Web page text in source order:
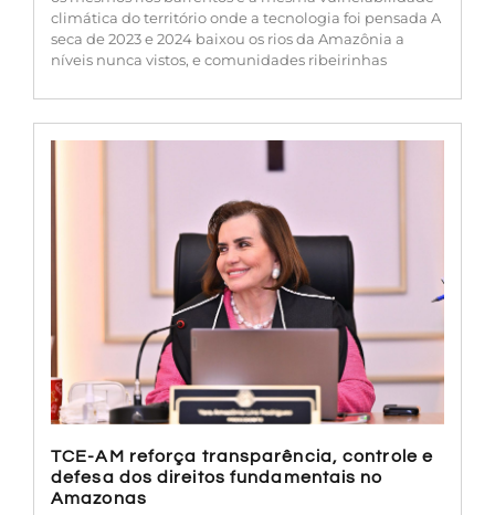
climática do território onde a tecnologia foi pensada A
seca de 2023 e 2024 baixou os rios da Amazônia a
níveis nunca vistos, e comunidades ribeirinhas
TCE-AM reforça transparência, controle e
defesa dos direitos fundamentais no
Amazonas